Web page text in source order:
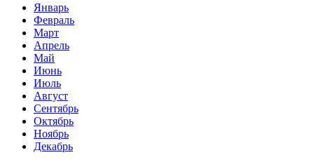
Январь
Февраль
Март
Апрель
Май
Июнь
Июль
Август
Сентябрь
Октябрь
Ноябрь
Декабрь